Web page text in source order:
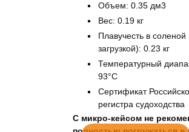
Объем: 0.35 дм3
Вес: 0.19 кг
Плавучесть в соленой
загрузкой): 0.23 кг
Температурный
93°C
Сертификат
регистра судоходства
С микро-кейсом не